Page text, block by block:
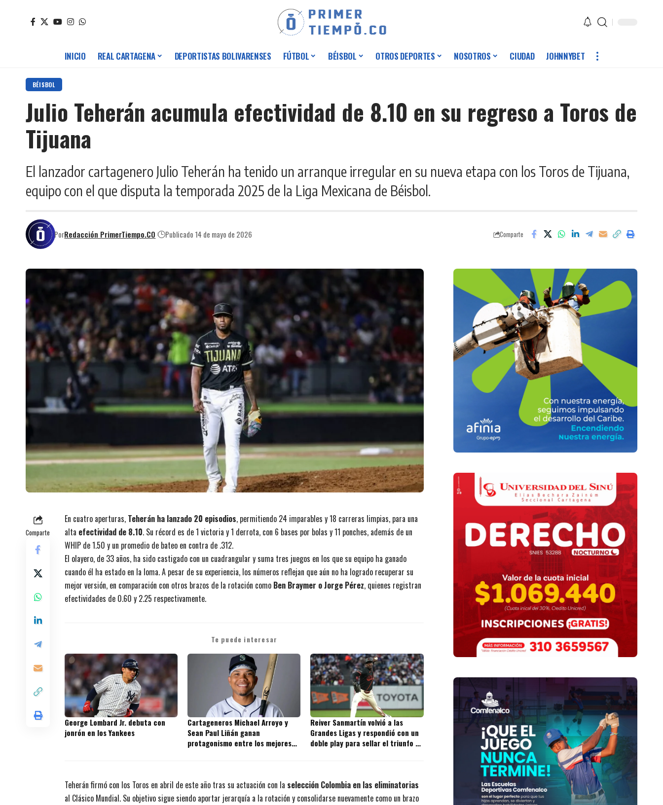
INICIO REAL CARTAGENA DEPORTISTAS BOLIVARENSES FÚTBOL BÉISBOL OTROS DEPORTES NOSOTROS CIUDAD JOHNNYBET
BÉISBOL
Julio Teherán acumula efectividad de 8.10 en su regreso a Toros de
Tijuana
El lanzador cartagenero Julio Teherán ha tenido un arranque irregular en su nueva etapa con los Toros de Tijuana,
equipo con el que disputa la temporada 2025 de la Liga Mexicana de Béisbol.
PorRedacción PrimerTiempo.CO Publicado 14 de mayo de 2026 Comparte
Comparte
En cuatro aperturas, Teherán ha lanzado 20 episodios, permitiendo 24 imparables y 18 carreras limpias, para una
alta efectividad de 8.10. Su récord es de 1 victoria y 1 derrota, con 6 bases por bolas y 11 ponches, además de un
WHIP de 1.50 y un promedio de bateo en contra de .312.
El olayero, de 33 años, ha sido castigado con un cuadrangular y suma tres juegos en los que su equipo ha ganado
cuando él ha estado en la loma. A pesar de su experiencia, los números reflejan que aún no ha logrado recuperar su
mejor versión, en comparación con otros brazos de la rotación como Ben Braymer o Jorge Pérez, quienes registran
efectividades de 0.60 y 2.25 respectivamente.
Te puede interesar
George Lombard Jr. debuta con
jonrón en los Yankees
Cartageneros Michael Arroyo y
Sean Paul Liñán ganan
protagonismo entre los mejores
Reiver Sanmartín volvió a las
Grandes Ligas y respondió con un
doble play para sellar el triunfo de
Teherán firmó con los Toros en abril de este año tras su actuación con la selección Colombia en las eliminatorias
al Clásico Mundial. Su objetivo sigue siendo aportar jerarquía a la rotación y consolidarse nuevamente como un brazo